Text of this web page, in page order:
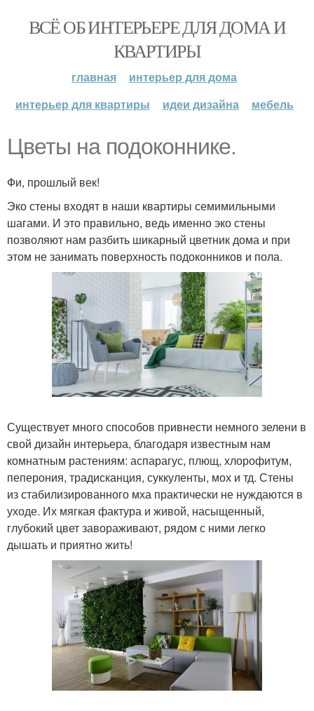
ВСЁ ОБ ИНТЕРЬЕРЕ ДЛЯ ДОМА И
КВАРТИРЫ
главная
интерьер для дома
интерьер для квартиры
идеи дизайна мебель
Цветы на подоконнике.
Фи, прошлый век!
Эко стены входят в наши квартиры семимильными
шагами. И это правильно, ведь именно эко стены
позволяют нам разбить шикарный цветник дома и при
этом не занимать поверхность подоконников и пола.
Существует много способов привнести немного зелени в
свой дизайн интерьера, благодаря известным нам
комнатным растениям: аспарагус, плющ, хлорофитум,
пеперония, традисканция, суккуленты, мох и тд. Стены
из стабилизированного мха практически не нуждаются в
уходе. Их мягкая фактура и живой, насыщенный,
глубокий цвет завораживают, рядом с ними легко
дышать и приятно жить!